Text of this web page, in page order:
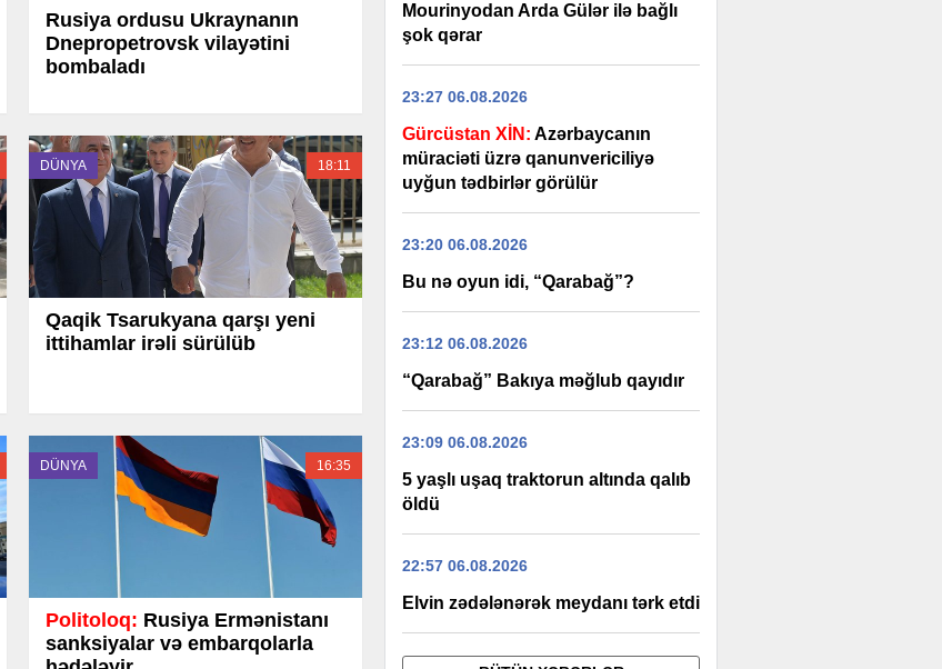
Rusiya ordusu Ukraynanın
Dnepropetrovsk vilayətini
bombaladı
DÜNYA 18:11
Qaqik Tsarukyana qarşı yeni
ittihamlar irəli sürülüb
DÜNYA 16:35
Politoloq: Rusiya Ermənistanı
sanksiyalar və embarqolarla
Mourinyodan Arda Gülər ilə bağlı
şok qərar
23:27 06.08.2026
Gürcüstan XİN: Azərbaycanın
müraciəti üzrə qanunvericiliyə
uyğun tədbirlər görülür
23:20 06.08.2026
Bu nə oyun idi, “Qarabağ”?
23:12 06.08.2026
“Qarabağ” Bakıya məğlub qayıdır
23:09 06.08.2026
5 yaşlı uşaq traktorun altında qalıb
öldü
22:57 06.08.2026
Elvin zədələnərək meydanı tərk etdi